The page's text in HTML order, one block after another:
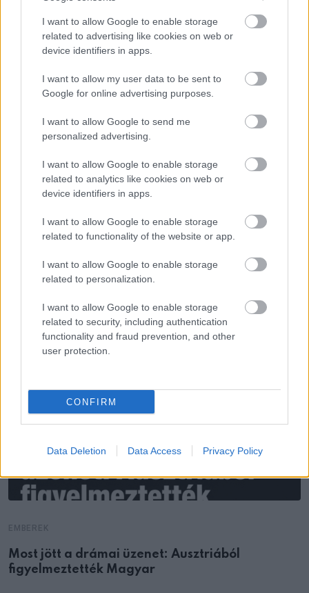
I want to allow Google to enable storage
related to advertising like cookies on web or
device identifiers in apps.
I want to allow my user data to be sent to
Google for online advertising purposes.
I want to allow Google to send me
personalized advertising.
I want to allow Google to enable storage
related to analytics like cookies on web or
device identifiers in apps.
I want to allow Google to enable storage
related to functionality of the website or app.
I want to allow Google to enable storage
related to personalization.
I want to allow Google to enable storage
related to security, including authentication
functionality and fraud prevention, and other
user protection.
CONFIRM
Data Deletion Data Access Privacy Policy
KÖVETKEZŐ POSZT
Tragédia: Négy gyermekét hátrahagyva,
hófehér urnában temették el a szülés után
elhunyt édesanyát a 28 éves Vandát–
További bejegyzések
Most jött a drámai üzenet: Ausztriából
figyelmeztették Magyar